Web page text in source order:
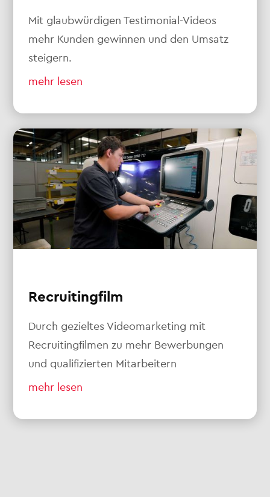
Mit glaubwürdigen Testimonial-Videos
mehr Kunden gewinnen und den Umsatz
steigern.
mehr lesen
Recruitingfilm
Durch gezieltes Videomarketing mit
Recruitingfilmen zu mehr Bewerbungen
und qualifizierten Mitarbeitern
mehr lesen